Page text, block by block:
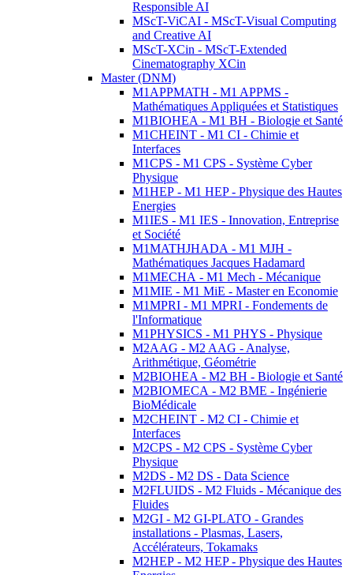
Responsible AI
MScT-ViCAI - MScT-Visual Computing
and Creative AI
MScT-XCin - MScT-Extended
Cinematography XCin
Master (DNM)
M1APPMATH - M1 APPMS -
Mathématiques Appliquées et Statistiques
M1BIOHEA - M1 BH - Biologie et Santé
M1CHEINT - M1 CI - Chimie et
Interfaces
M1CPS - M1 CPS - Système Cyber
Physique
M1HEP - M1 HEP - Physique des Hautes
Energies
M1IES - M1 IES - Innovation, Entreprise
et Société
M1MATHJHADA - M1 MJH -
Mathématiques Jacques Hadamard
M1MECHA - M1 Mech - Mécanique
M1MIE - M1 MiE - Master en Economie
M1MPRI - M1 MPRI - Fondements de
l'Informatique
M1PHYSICS - M1 PHYS - Physique
M2AAG - M2 AAG - Analyse,
Arithmétique, Géométrie
M2BIOHEA - M2 BH - Biologie et Santé
M2BIOMECA - M2 BME - Ingénierie
BioMédicale
M2CHEINT - M2 CI - Chimie et
Interfaces
M2CPS - M2 CPS - Système Cyber
Physique
M2DS - M2 DS - Data Science
M2FLUIDS - M2 Fluids - Mécanique des
Fluides
M2GI - M2 GI-PLATO - Grandes
installations - Plasmas, Lasers,
Accélérateurs, Tokamaks
M2HEP - M2 HEP - Physique des Hautes